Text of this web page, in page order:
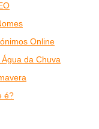
Online
da Chuva
é?